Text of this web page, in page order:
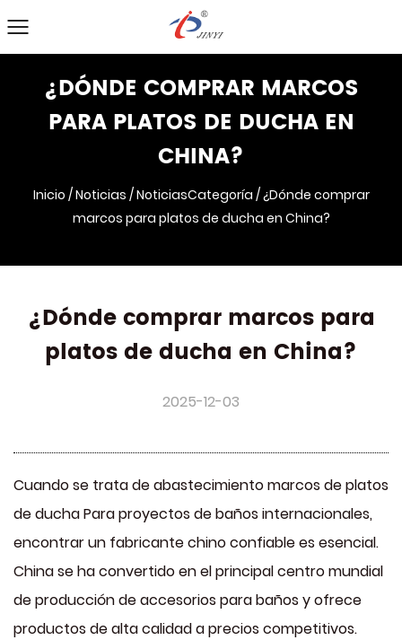
¿DÓNDE COMPRAR MARCOS
PARA PLATOS DE DUCHA EN
CHINA?
Inicio /Noticias /NoticiasCategoría /¿Dónde comprar
marcos para platos de ducha en China?
¿Dónde comprar marcos para
platos de ducha en China?
2025-12-03
Cuando se trata de abastecimientomarcos de platos
de duchaPara proyectos de baños internacionales,
encontrar un fabricante chino confiable es esencial.
China se ha convertido en el principal centro mundial
de producción de accesorios para baños y ofrece
productos de alta calidad a precios competitivos.